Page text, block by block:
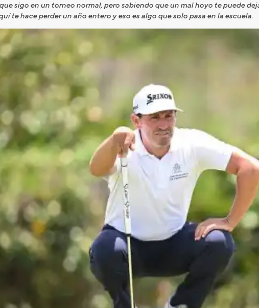
sigo en un torneo normal, pero sabiendo que un mal hoyo te puede
te hace perder un año entero y eso es algo que solo pasa en la escuela.